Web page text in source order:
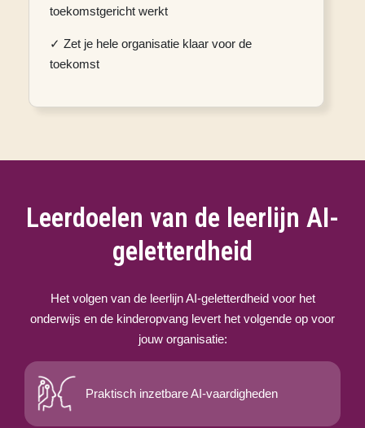
toekomstgericht werkt
✓ Zet je hele organisatie klaar voor de
toekomst
Leerdoelen van de leerlijn AI-
geletterdheid
Het volgen van de leerlijn AI-geletterdheid voor het
onderwijs en de kinderopvang levert het volgende op voor
jouw organisatie:
Praktisch inzetbare AI-vaardigheden